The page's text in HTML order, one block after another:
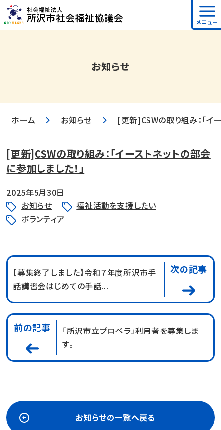
メニュー
お知らせ
ホーム お知らせ [更新]CSWの取り組み：「イ
[更新]CSWの取り組み：「イーストネットの部会
に参加しました！」
2025年5月30日
お知らせ
福祉活動を支援したい
ボランティア
前の記事
「所沢市立プロペラ」利用者を募集しま
す。
【募集終了しました】令和７年度所沢市手
話講習会はじめての手話...
次の記事
お知らせの一覧へ戻る